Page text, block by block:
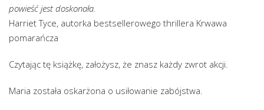
powieść jest doskonała.
Harriet Tyce, autorka bestsellerowego thrillera Krwawa
pomarańcza
Czytając tę książkę, założysz, że znasz każdy zwrot akcji.
Maria została oskarżona o usiłowanie zabójstwa.